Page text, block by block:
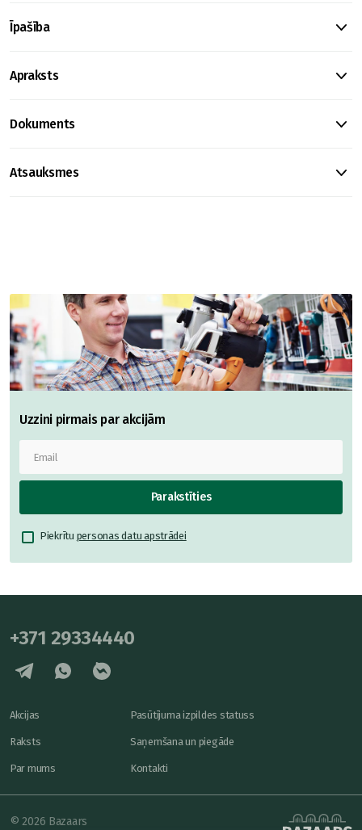
Īpašība
Apraksts
Dokuments
Atsauksmes
Uzzini pirmais par akcijām
Parakstīties
Piekrītu personas datu apstrādei
+371 29334440
Akcijas
Raksts
Par mums
Pasūtījuma izpildes statuss
Saņemšana un piegāde
Kontakti
© 2026 Bazaars